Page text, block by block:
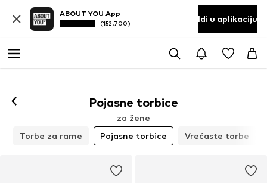
ABOUT YOU App
(152.700) Idi u aplikaciju
Pojasne torbice
za žene
Torbe za rame Pojasne torbice Vrećaste torbe